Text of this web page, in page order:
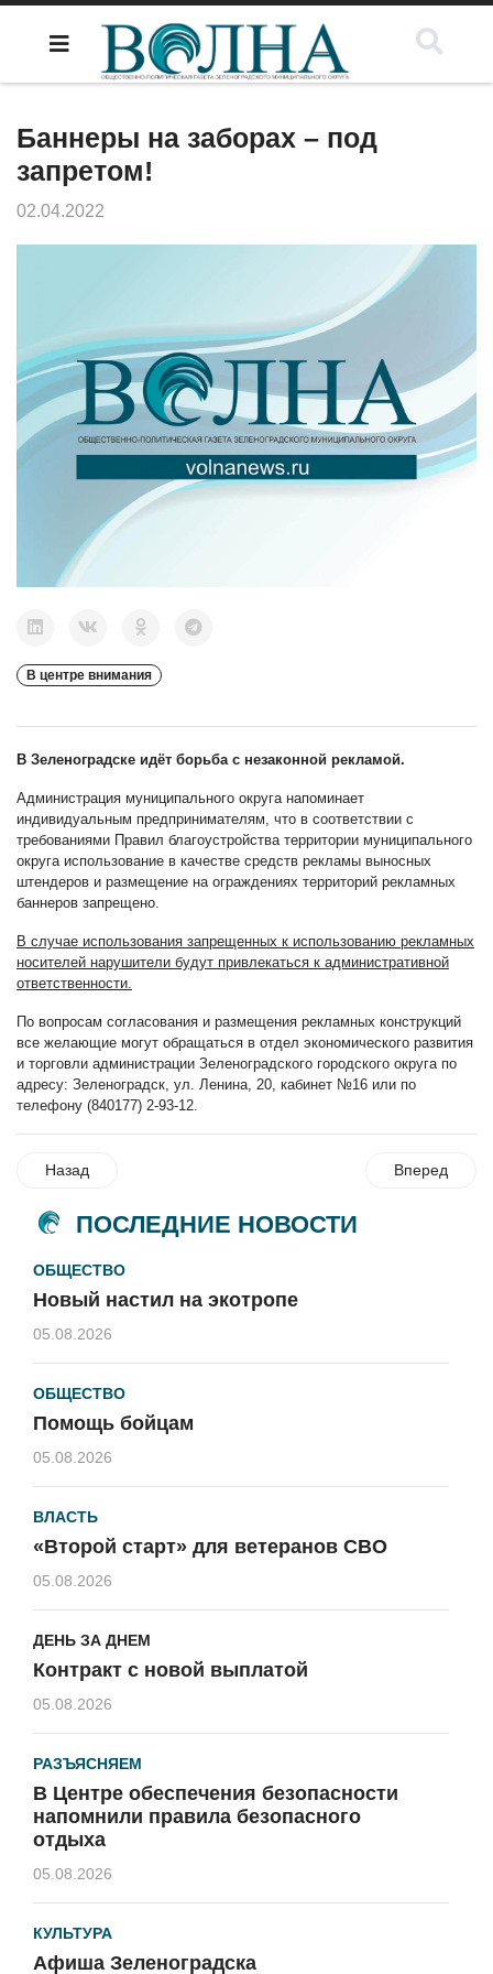
Баннеры на заборах – под
запретом!
02.04.2022
В центре внимания
В Зеленоградске идёт борьба с незаконной рекламой.
Администрация муниципального округа напоминает
индивидуальным предпринимателям, что в соответствии с
требованиями Правил благоустройства территории муниципального
округа использование в качестве средств рекламы выносных
штендеров и размещение на ограждениях территорий рекламных
баннеров запрещено.
В случае использования запрещенных к использованию рекламных
носителей нарушители будут привлекаться к административной
ответственности.
По вопросам согласования и размещения рекламных конструкций
все желающие могут обращаться в отдел экономического развития
и торговли администрации Зеленоградского городского округа по
адресу: Зеленоградск, ул. Ленина, 20, кабинет №16 или по
телефону (840177) 2-93-12.
Назад Вперед
ПОСЛЕДНИЕ НОВОСТИ
ОБЩЕСТВО
Новый настил на экотропе
05.08.2026
ОБЩЕСТВО
Помощь бойцам
05.08.2026
ВЛАСТЬ
«Второй старт» для ветеранов СВО
05.08.2026
ДЕНЬ ЗА ДНЕМ
Контракт с новой выплатой
05.08.2026
РАЗЪЯСНЯЕМ
В Центре обеспечения безопасности
напомнили правила безопасного
отдыха
05.08.2026
КУЛЬТУРА
Афиша Зеленоградска